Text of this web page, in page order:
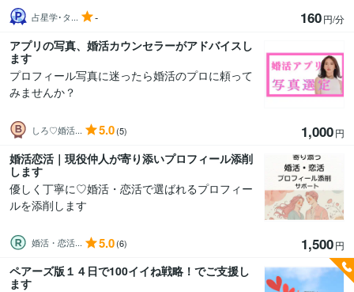
占星学･タ... - 160円/分
アプリの写真、婚活カウンセラーがアドバイスし
ます
プロフィール写真に迷ったら婚活のプロに頼って
みませんか？
しろ♡婚活... 5.0(5) 1,000円
婚活恋活｜現役仲人が寄り添いプロフィール添削
します
優しく丁寧に♡婚活・恋活で選ばれるプロフィー
ルを添削します
婚活・恋活... 5.0(6) 1,500円
ペアーズ版１４日で100イイね戦略！でご支援し
ます